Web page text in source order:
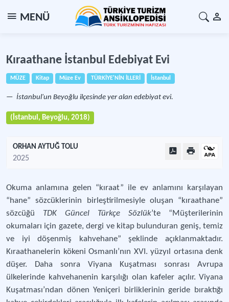
MENÜ
Kıraathane İstanbul Edebiyat Evi
MÜZE Kitap Müze Ev TÜRKİYE'NİN İLLERİ İstanbul
İstanbul'un Beyoğlu ilçesinde yer alan edebiyat evi.
(İstanbul, Beyoğlu, 2018)
ORHAN AYTUĞ TOLU
2025
Okuma anlamına gelen “kıraat” ile ev anlamını karşılayan
“hane” sözcüklerinin birleştirilmesiyle oluşan “kıraathane”
sözcüğü TDK Güncel Türkçe Sözlük’te “Müşterilerinin
okumaları için gazete, dergi ve kitap bulunduran geniş, temiz
ve iyi döşenmiş kahvehane” şeklinde açıklanmaktadır.
Kıraathanelerin kökeni Osmanlı’nın XVI. yüzyıl ortasına denk
düşer. Daha sonra Viyana Kuşatması sonrası Avrupa
ülkelerinde kahvehanenin karşılığı olan kafeler açılır. Viyana
Kuşatması’ndan dönen Yeniçeri birliklerinin geride bıraktığı